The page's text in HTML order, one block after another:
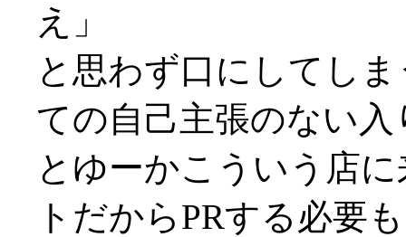
え」
と思わず口にしてし
ての自己主張のない入
とゆーかこういう店
トだからPRする必要